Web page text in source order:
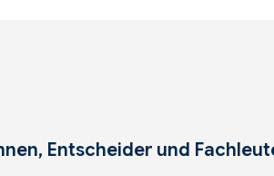
Entscheider und